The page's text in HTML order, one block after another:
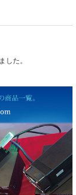
した。